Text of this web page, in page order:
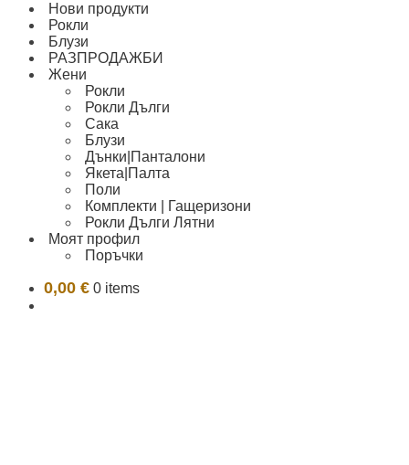
Нови продукти
Рокли
Блузи
РАЗПРОДАЖБИ
Жени
Рокли
Рокли Дълги
Сака
Блузи
Дънки|Панталони
Якета|Палта
Поли
Комплекти | Гащеризони
Рокли Дълги Лятни
Моят профил
Поръчки
0,00 € 0 items